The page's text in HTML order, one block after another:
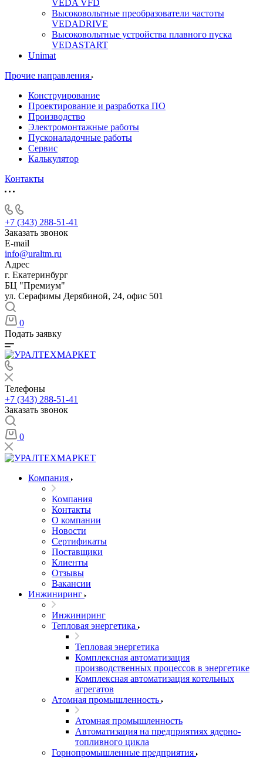
VEDA VFD
Высоковольтные преобразователи частоты
VEDADRIVE
Высоковольтные устройства плавного пуска
VEDASTART
Unimat
Прочие направления
Конструирование
Проектирование и разработка ПО
Производство
Электромонтажные работы
Пусконаладочные работы
Сервис
Калькулятор
Контакты
+7 (343) 288-51-41
Заказать звонок
E-mail
info@uraltm.ru
Адрес
г. Екатеринбург
БЦ "Премиум"
ул. Серафимы Дерябиной, 24, офис 501
0
Подать заявку
Телефоны
+7 (343) 288-51-41
Заказать звонок
0
Компания
Компания
Контакты
О компании
Новости
Сертификаты
Поставщики
Клиенты
Отзывы
Вакансии
Инжиниринг
Инжиниринг
Тепловая энергетика
Тепловая энергетика
Комплексная автоматизация
производственных процессов в энергетике
Комплексная автоматизация котельных
агрегатов
Атомная промышленность
Атомная промышленность
Автоматизация на предприятиях ядерно-
топливного цикла
Горнопромышленные предприятия